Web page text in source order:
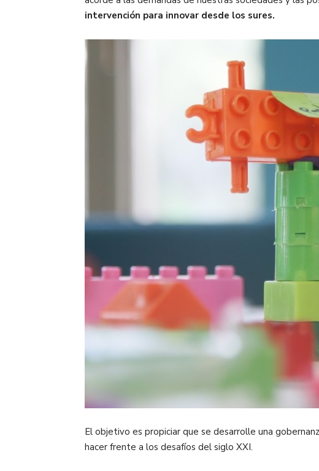
intervención para innovar desde los sures.
El objetivo es propiciar que se desarrolle una
hacer frente a los desafíos del siglo XXI.